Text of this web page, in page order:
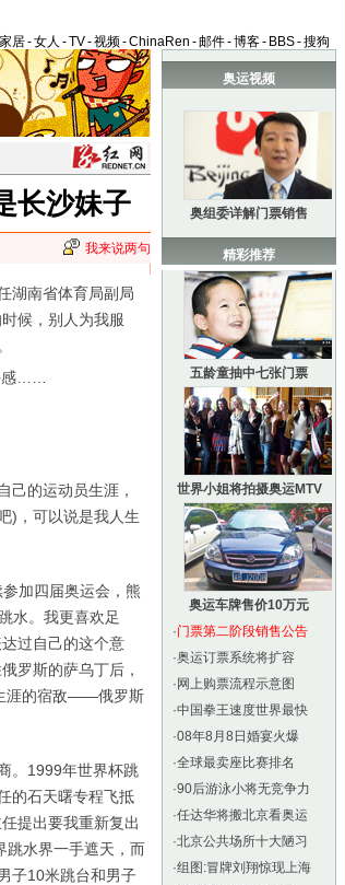
家居-女人 -TV-视频-ChinaRen -邮件-博客- BBS-搜狗
长沙妹子
我来说两句
湖南省体育局副局
候，别人为我服
感……
的运动员生涯，
)，可以说是我人生
加四届奥运会，熊
水。我更喜欢足
过自己的这个意
罗斯的萨乌丁后，
涯的宿敌——俄罗斯
。1999年世界杯跳
的石天曙专程飞抵
提出要我重新复出
跳水界一手遮天，而
子10米跳台和男子
奥运视频
奥组委详解门票销售
精彩推荐
五龄童抽中七张门票
世界小姐将拍摄奥运MTV
奥运车牌售价10万元
·门票第二阶段销售公告
·奥运订票系统将扩容
· 网上购票流程示意图
·中国拳王速度世界最快
·08年8月8日婚宴火爆
·全球最卖座比赛排名
·90后游泳小将无竞争力
·任达华将搬北京看奥运
·北京公共场所十大陋习
·组图:冒牌刘翔惊现上海